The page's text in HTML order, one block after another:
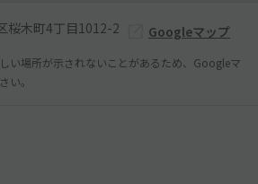
桜木町4丁目1012-2 Googleマップ
い場所が示されないことがあるため、Googleマ
い。